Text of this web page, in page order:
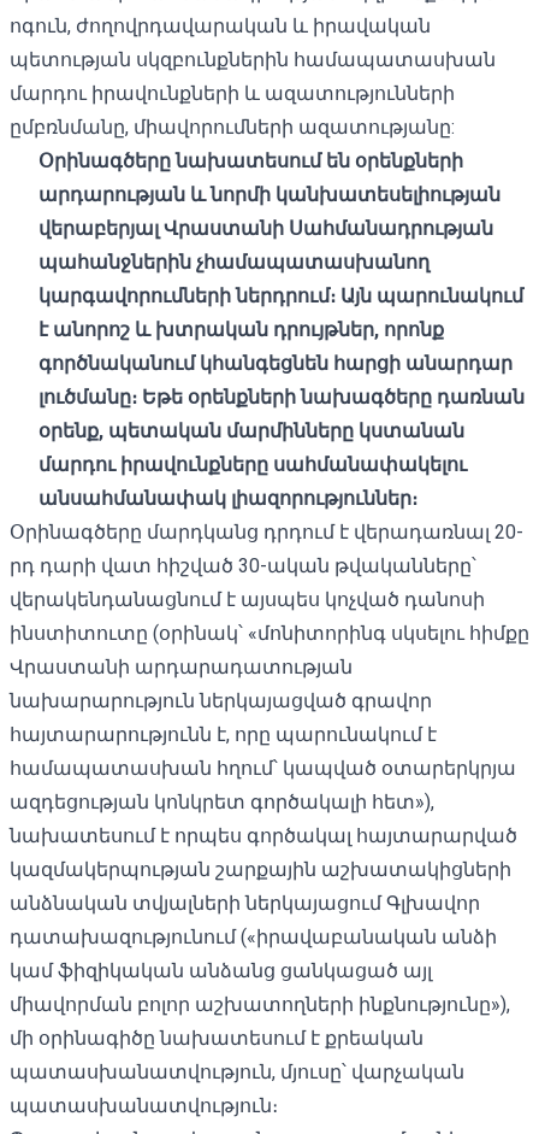
ոգուն, ժողովրդավարական և իրավական
պետության սկզբունքներին համապատասխան
մարդու իրավունքների և ազատությունների
ըմբռնմանը, միավորումների ազատությանը:
Օրինագծերընախատեսում են օրենքների
արդարության ևնորմի կանխատեսելիության
վերաբերյալ Վրաստանի Սահմանադրության
պահանջներին չհամապատասխանող
կարգավորումներիներդրում։ Այն պարունակում
է անորոշ և խտրական դրույթներ, որոնք
գործնականում կհանգեցնեն հարցի անարդար
լուծմանը։ Եթե ​​ օրենքներինախագծերը դառնան
օրենք, պետական ​​ մարմինները կստանան
մարդու իրավունքները սահմանափակելու
անսահմանափակ լիազորություններ։
Օրինագծերը մարդկանց դրդում է վերադառնալ 20-
րդ դարի վատ հիշված 30-ական թվականները՝
վերակենդանացնում է այսպես կոչված դանոսի
ինստիտուտը (օրինակ՝ «մոնիտորինգ սկսելու հիմքը
Վրաստանի արդարադատության
նախարարություն ներկայացված գրավոր
հայտարարությունն է, որը պարունակում է
համապատասխան հղում՝ կապված օտարերկրյա
ազդեցության կոնկրետ գործակալի հետ»),
նախատեսում է որպես գործակալ հայտարարված
կազմակերպության շարքային աշխատակիցների
անձնական տվյալների ներկայացում Գլխավոր
դատախազությունում («իրավաբանական անձի
կամ ֆիզիկական անձանց ցանկացած այլ
միավորման բոլոր աշխատողների ինքնությունը»),
մի օրինագիծը նախատեսում է քրեական
պատասխանատվություն, մյուսը՝ վարչական
պատասխանատվություն։